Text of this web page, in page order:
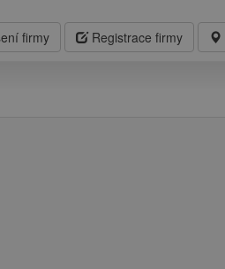
firmy Registrace firmy